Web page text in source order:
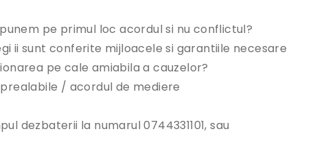
pe primul loc acordul si nu conflictul?
ii sunt conferite mijloacele si garantiile necesare
pe cale amiabila a cauzelor?
/ acordul de mediere
dezbaterii la numarul 0744331101, sau